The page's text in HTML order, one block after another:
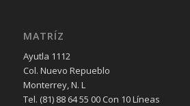
MATRÍZ
Ayutla 1112
Col. Nuevo Repueblo
Monterrey, N. L
Tel. (81) 88 64 55 00 Con 10 Líneas